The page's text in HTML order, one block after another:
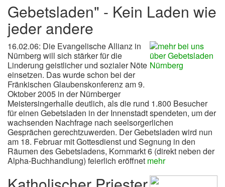
Gebetsladen" - Kein Laden wie
jeder andere
16.02.06: Die Evangelische Allianz in
Nürnberg will sich stärker für die
Linderung geistlicher und sozialer Nöte
einsetzen. Das wurde schon bei der
Fränkischen Glaubenskonferenz am 9.
Oktober 2005 in der Nürnberger
Meistersingerhalle deutlich, als die rund 1.800 Besucher
für einen Gebetsladen in der Innenstadt spendeten, um der
wachsenden Nachfrage nach seelsorgerlichen
Gesprächen gerechtzuwerden. Der Gebetsladen wird nun
am 18. Februar mit Gottesdienst und Segnung in den
Räumen des Gebetsladens, Kornmarkt 6 (direkt neben der
Alpha-Buchhandlung) feierlich eröffnet mehr